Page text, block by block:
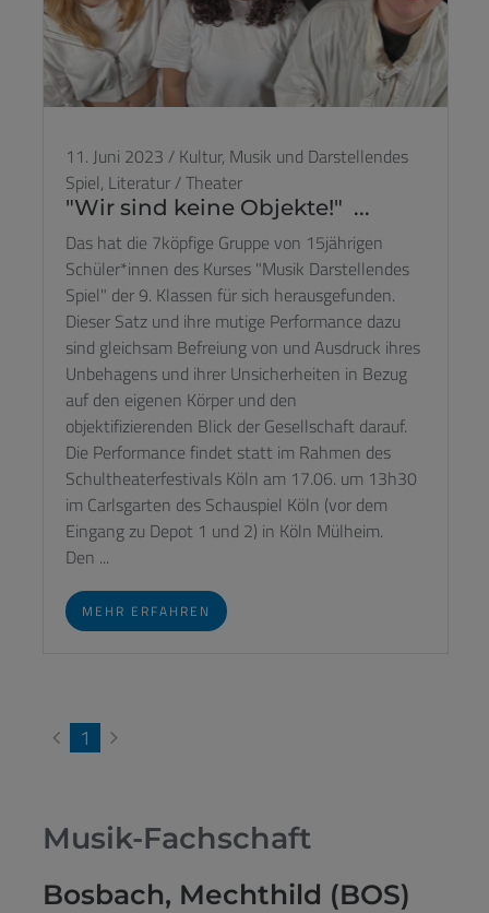
11. Juni 2023 / Kultur, Musik und Darstellendes
Spiel, Literatur / Theater
"Wir sind keine Objekte!" ...
Das hat die 7köpfige Gruppe von 15jährigen
Schüler*innen des Kurses "Musik Darstellendes
Spiel" der 9. Klassen für sich herausgefunden.
Dieser Satz und ihre mutige Performance dazu
sind gleichsam Befreiung von und Ausdruck ihres
Unbehagens und ihrer Unsicherheiten in Bezug
auf den eigenen Körper und den
objektifizierenden Blick der Gesellschaft darauf.
Die Performance findet statt im Rahmen des
Schultheaterfestivals Köln am 17.06. um 13h30
im Carlsgarten des Schauspiel Köln (vor dem
Eingang zu Depot 1 und 2) in Köln Mülheim.
Den ...
MEHR ERFAHREN
1
Musik-Fachschaft
Bosbach, Mechthild (BOS)